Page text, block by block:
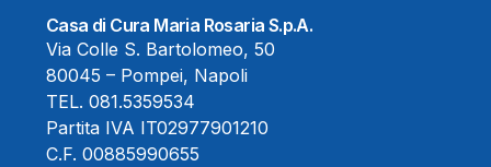
Casa di Cura Maria Rosaria S.p.A.
Via Colle S. Bartolomeo, 50
80045 – Pompei, Napoli
TEL. 081.5359534
Partita IVA IT02977901210
C.F. 00885990655